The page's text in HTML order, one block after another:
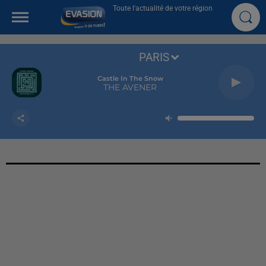
Toute l'actualité de votre région
Castle In The Snow
THE AVENER
PARIS